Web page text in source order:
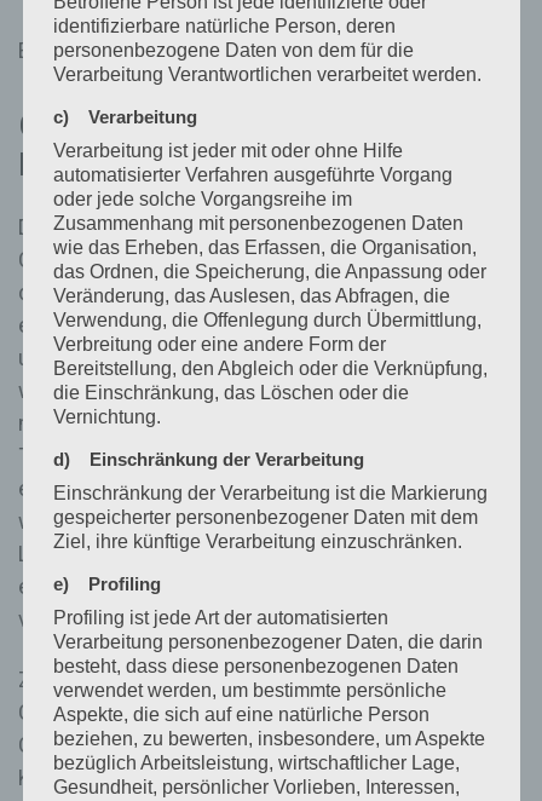
E-Mail:hoffmann@schaden-team.de
Cookies / SessionStorage /
LocalStorage
Die Internetseiten verwenden teilweise so genannte
Cookies, LocalStorage und SessionStorage. Dies
dient dazu, unser Angebot nutzerfreundlicher,
effektiver und sicherer zu machen. Local Storage
und SessionStorage ist eine Technologie, mit
welcher ihr Browser Daten auf Ihrem Computer oder
mobilen Gerät abspeichert. Cookies sind
Textdateien, welche über einen Internetbrowser auf
einem Computersystem abgelegt und gespeichert
werden. Sie können die Verwendung von Cookies,
LocalStorage und SessionStorage durch
entsprechende Einstellung in Ihrem Browser
verhindern.
Zahlreiche Internetseiten und Server verwenden
Cookies. Viele Cookies enthalten eine sogenannte
Cookie-ID. Eine Cookie-ID ist eine eindeutige
Kennung des Cookies. Sie besteht aus einer
identifizierbare natürliche Person, deren
personenbezogene Daten von dem für die
Verarbeitung Verantwortlichen verarbeitet werden.
c) Verarbeitung
Verarbeitung ist jeder mit oder ohne Hilfe
automatisierter Verfahren ausgeführte Vorgang
oder jede solche Vorgangsreihe im
Zusammenhang mit personenbezogenen Daten
wie das Erheben, das Erfassen, die Organisation,
das Ordnen, die Speicherung, die Anpassung oder
Veränderung, das Auslesen, das Abfragen, die
Verwendung, die Offenlegung durch Übermittlung,
Verbreitung oder eine andere Form der
Bereitstellung, den Abgleich oder die Verknüpfung,
die Einschränkung, das Löschen oder die
Vernichtung.
d) Einschränkung der Verarbeitung
Einschränkung der Verarbeitung ist die Markierung
gespeicherter personenbezogener Daten mit dem
Ziel, ihre künftige Verarbeitung einzuschränken.
e) Profiling
Profiling ist jede Art der automatisierten
Verarbeitung personenbezogener Daten, die darin
besteht, dass diese personenbezogenen Daten
verwendet werden, um bestimmte persönliche
Aspekte, die sich auf eine natürliche Person
beziehen, zu bewerten, insbesondere, um Aspekte
bezüglich Arbeitsleistung, wirtschaftlicher Lage,
Gesundheit, persönlicher Vorlieben, Interessen,